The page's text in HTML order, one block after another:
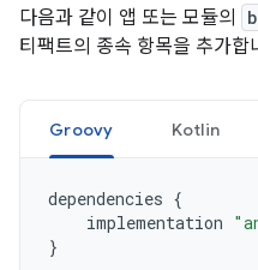
다음과 같이 앱 또는 모듈의
티팩트의 종속 항목을 추가합
Groovy Kotlin
dependencies {
implementation
}